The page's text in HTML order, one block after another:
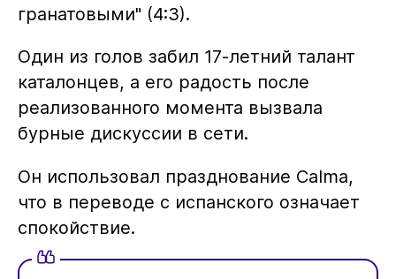
гранатовыми" (4:3).
Один из голов забил 17-летний талант
каталонцев, а его радость после
реализованного момента вызвала
бурные дискуссии в сети.
Он использовал празднование Calma,
что в переводе с испанского означает
спокойствие.